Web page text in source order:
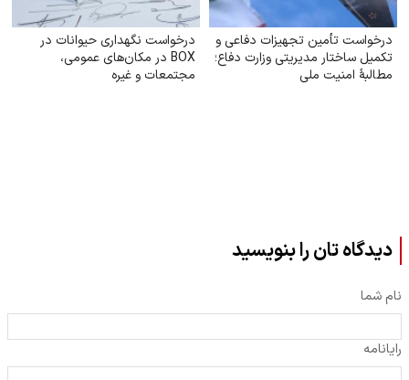
درخواست تأمین تجهیزات دفاعی و
تکمیل ساختار مدیریتی وزارت دفاع؛
مطالبهٔ امنیت ملی
درخواست نگهداری حیوانات در
BOX در مکان‌های عمومی،
مجتمعات و غیره
دیدگاه تان را بنویسید
نام شما
رایانامه